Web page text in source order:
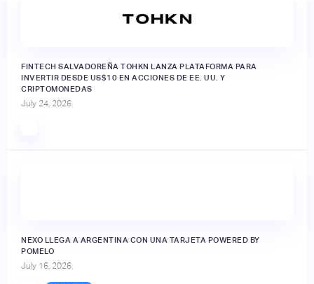
FINTECH SALVADOREÑA TOHKN LANZA PLATAFORMA PARA
INVERTIR DESDE US$10 EN ACCIONES DE EE. UU. Y
CRIPTOMONEDAS
July 24, 2026
NEXO LLEGA A ARGENTINA CON UNA TARJETA POWERED BY
POMELO
July 16, 2026